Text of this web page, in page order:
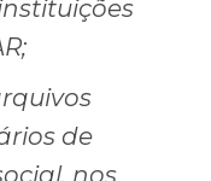
de
nos